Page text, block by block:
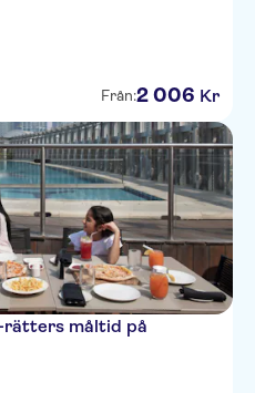
Från:2 006 Kr
rätters måltid på